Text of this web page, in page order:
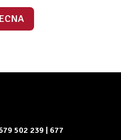
502 239 | 677